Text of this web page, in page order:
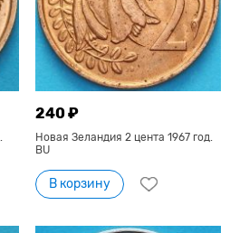
240 ₽
Новая Зеландия 2 цента 1967 год.
BU
В корзину